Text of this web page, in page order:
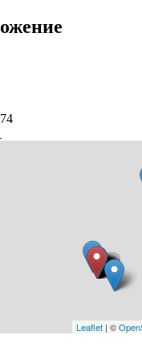
Leaflet | ©